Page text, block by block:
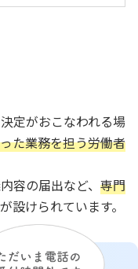
定がおこなわれる場
た業務を担う労働者
容の届出など、 専門
が設けられています。